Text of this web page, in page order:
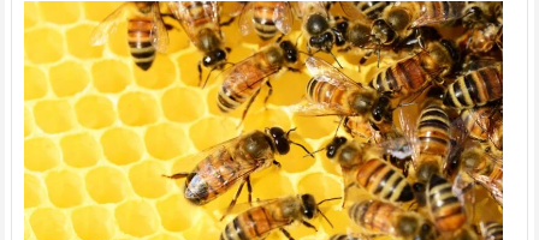
Wręczyca
Wielka
z
dofinansowaniem
ponad
15,6
mln
na
modernizację
oczyszczalni
ścieków
[wideo]